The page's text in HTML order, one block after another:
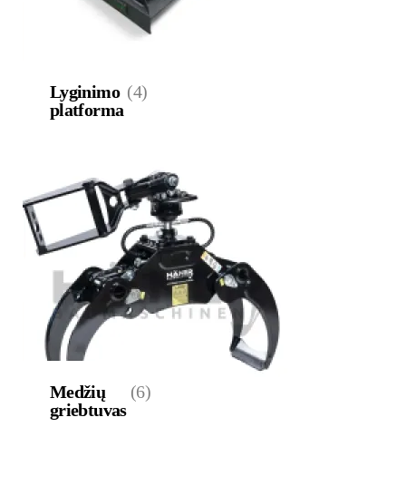
Lyginimo
platforma
(4)
Medžių
griebtuvas
(6)